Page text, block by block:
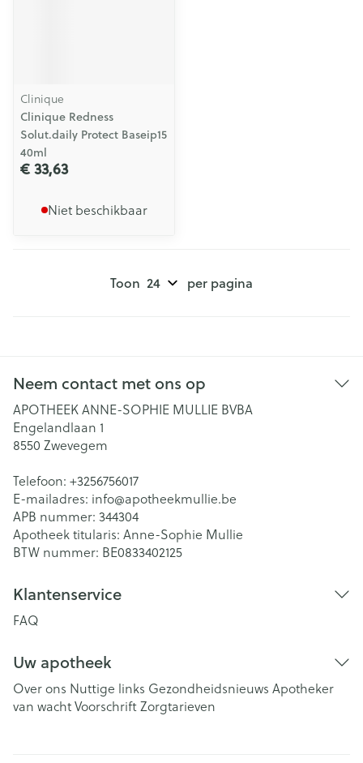
Clinique
Clinique Redness
Solut.daily Protect Baseip15
40ml
€ 33,63
Niet beschikbaar
Toon per pagina
Neem contact met ons op
APOTHEEK ANNE-SOPHIE MULLIE BVBA
Engelandlaan 1
8550 Zwevegem
Telefoon: +3256756017
E-mailadres: info@apotheekmullie.be
APB nummer: 344304
Apotheek titularis: Anne-Sophie Mullie
BTW nummer: BE0833402125
Klantenservice
FAQ
Uw apotheek
Over ons Nuttige links Gezondheidsnieuws Apotheker
van wachtVoorschriftZorgtarieven